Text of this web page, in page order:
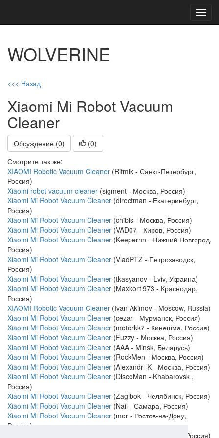
WOLVERINE
<<< Назад
Xiaomi Mi Robot Vacuum
Cleaner
Обсуждение (0) (0)
Смотрите так же:
XIAOMI Robotic Vacuum Cleaner (Rifmik - Санкт-Петербург,
Россия)
Xiaomi robot vacuum cleaner (sigment - Москва, Россия)
Xiaomi Mi Robot Vacuum Cleaner (directman - Екатеринбург,
Россия)
Xiaomi Mi Robot Vacuum Cleaner (chibis - Москва, Россия)
Xiaomi Mi Robot Vacuum Cleaner (VAD07 - Киров, Россия)
Xiaomi Mi Robot Vacuum Cleaner (Keepernn - Нижний Новгород,
Россия)
Xiaomi Mi Robot Vacuum Cleaner (VladPTZ - Петрозаводск,
Россия)
Xiaomi Mi Robot Vacuum Cleaner (tkasyanov - Lviv, Украина)
Xiaomi Mi Robot Vacuum Cleaner (Maxkor1973 - Краснодар,
Россия)
XIAOMI Robotic Vacuum Cleaner (Ivan Akimov - Moscow, Russia)
Xiaomi Mi Robot Vacuum Cleaner (cezar - Мурманск, Россия)
Xiaomi Mi Robot Vacuum Cleaner (motorkk7 - Кинешма, Россия)
Xiaomi Mi Robot Vacuum Cleaner (Fuzzy - Москва, Россия)
Xiaomi Mi Robot Vacuum Cleaner (AAA - Minsk, Беларусь)
Xiaomi Mi Robot Vacuum Cleaner (RockMen - Москва, Россия)
Xiaomi Mi Robot Vacuum Cleaner (Alexandr_K - Москва, Россия)
Xiaomi Mi Robot Vacuum Cleaner (DiscoMan - Khabarovsk ,
Россия)
Xiaomi Mi Robot Vacuum Cleaner (Zagibok - Челябинск, Россия)
Xiaomi Mi Robot Vacuum Cleaner (Nail - Самара, Россия)
Xiaomi Mi Robot Vacuum Cleaner (mer - Ростов-на-Дону,
Россия)
(Toxa1994 - Броницы, Россия)